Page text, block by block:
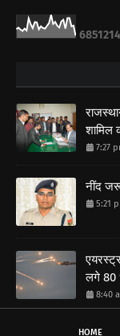
6851214
शामिल
7:27
नींद
5:21
लगे 80
8:40
HOME